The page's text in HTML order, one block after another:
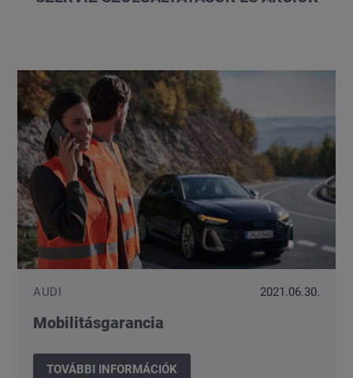
AUDI 2021.06.30.
Mobilitásgarancia
TOVÁBBI INFORMÁCIÓK